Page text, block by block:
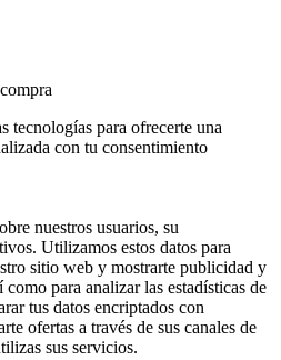
tecnologías para ofrecerte una
con tu consentimiento
nuestros usuarios, su
Utilizamos estos datos para
sitio web y mostrarte publicidad y
para analizar las estadísticas de
tus datos encriptados con
ofertas a través de sus canales de
sus servicios.